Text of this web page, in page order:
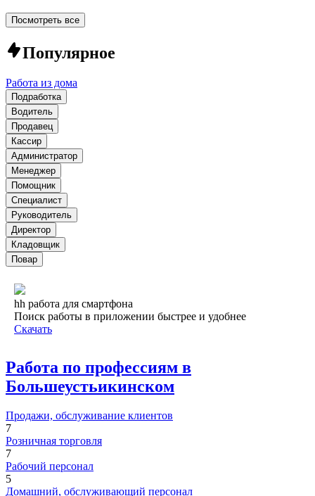
Посмотреть все
Популярное
Работа из дома
Подработка
Водитель
Продавец
Кассир
Администратор
Менеджер
Помощник
Специалист
Руководитель
Директор
Кладовщик
Повар
hh работа для смартфона
Поиск работы в приложении быстрее и удобнее
Скачать
Работа по профессиям в
Большеустьикинском
Продажи, обслуживание клиентов
7
Розничная торговля
7
Рабочий персонал
5
Домашний, обслуживающий персонал